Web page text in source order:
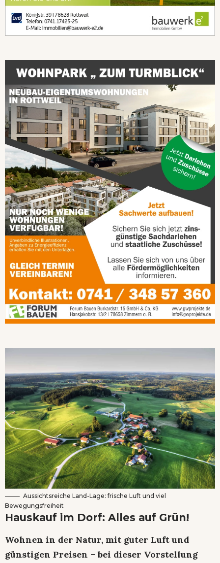
Aussichtsreiche Land-Lage: frische Luft und viel
Bewegungsfreiheit
Hauskauf im Dorf: Alles auf Grün!
Wohnen in der Natur, mit guter Luft und
günstigen Preisen – bei dieser Vorstellung